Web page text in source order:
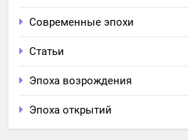
Современные эпохи
Статьи
Эпоха возрождения
Эпоха открытий